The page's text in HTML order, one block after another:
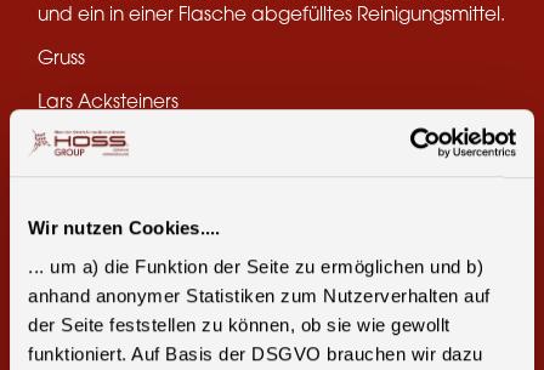
Wir nutzen Cookies....
... um a) die Funktion der Seite zu ermöglichen und b)
anhand anonymer Statistiken zum Nutzerverhalten auf
der Seite feststellen zu können, ob sie wie gewollt
funktioniert. Auf Basis der DSGVO brauchen wir dazu
und ein in einer Flasche abgefülltes Reinigungsmittel.
Gruss
Lars Acksteiners
Facebook
E-Mail